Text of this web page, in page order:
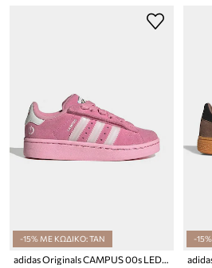
-15% ΜΕ ΚΩΔΙΚΟ: TAN
adidas Originals CAMPUS 00s LED LIGHTS sneakers παιδικά σουέτ
-